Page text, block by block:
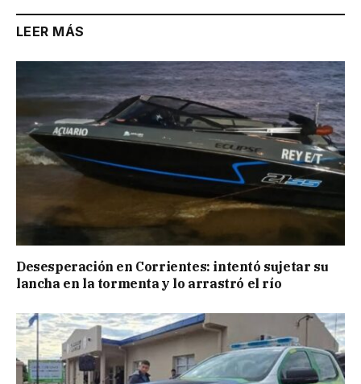
LEER MÁS
Desesperación en Corrientes: intentó sujetar su
lancha en la tormenta y lo arrastró el río